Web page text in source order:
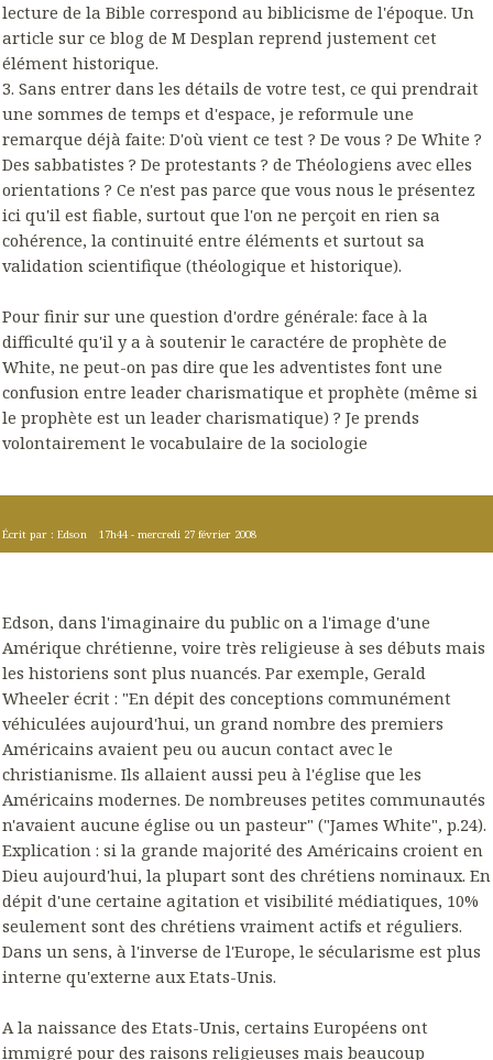
lecture de la Bible correspond au biblicisme de l'époque. Un
article sur ce blog de M Desplan reprend justement cet
élément historique.
3. Sans entrer dans les détails de votre test, ce qui prendrait
une sommes de temps et d'espace, je reformule une
remarque déjà faite: D'où vient ce test ? De vous ? De White ?
Des sabbatistes ? De protestants ? de Théologiens avec elles
orientations ? Ce n'est pas parce que vous nous le présentez
ici qu'il est fiable, surtout que l'on ne perçoit en rien sa
cohérence, la continuité entre éléments et surtout sa
validation scientifique (théologique et historique).
Pour finir sur une question d'ordre générale: face à la
difficulté qu'il y a à soutenir le caractére de prophète de
White, ne peut-on pas dire que les adventistes font une
confusion entre leader charismatique et prophète (même si
le prophète est un leader charismatique) ? Je prends
volontairement le vocabulaire de la sociologie
Écrit par : Edson 17h44 -mercredi 27 février 2008
Edson, dans l'imaginaire du public on a l'image d'une
Amérique chrétienne, voire très religieuse à ses débuts mais
les historiens sont plus nuancés. Par exemple, Gerald
Wheeler écrit : "En dépit des conceptions communément
véhiculées aujourd'hui, un grand nombre des premiers
Américains avaient peu ou aucun contact avec le
christianisme. Ils allaient aussi peu à l'église que les
Américains modernes. De nombreuses petites communautés
n'avaient aucune église ou un pasteur" ("James White", p.24).
Explication : si la grande majorité des Américains croient en
Dieu aujourd'hui, la plupart sont des chrétiens nominaux. En
dépit d'une certaine agitation et visibilité médiatiques, 10%
seulement sont des chrétiens vraiment actifs et réguliers.
Dans un sens, à l'inverse de l'Europe, le sécularisme est plus
interne qu'externe aux Etats-Unis.
A la naissance des Etats-Unis, certains Européens ont
immigré pour des raisons religieuses mais beaucoup